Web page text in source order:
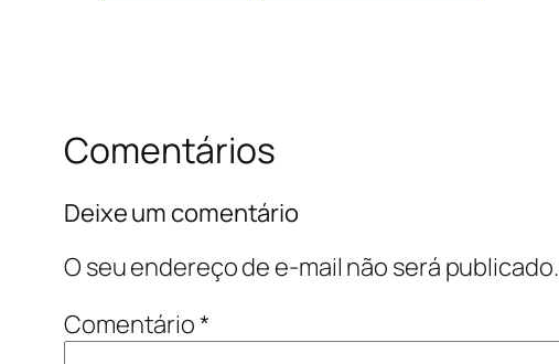
Comentários
Deixe um comentário
O seu endereço de e-mail não será publicado.
Comentário*